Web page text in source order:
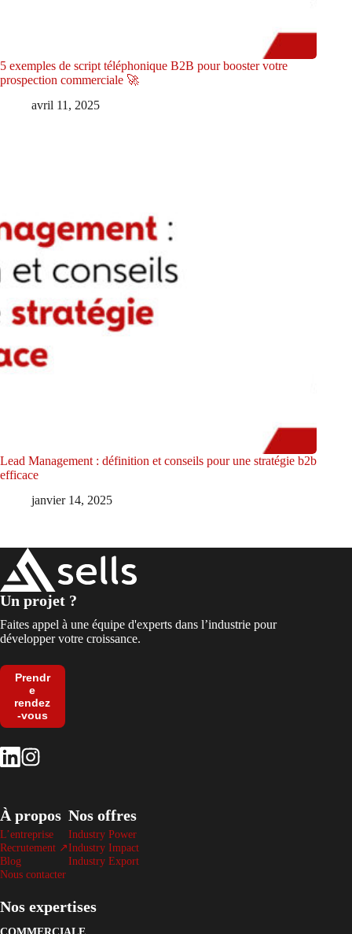
5 exemples de script téléphonique B2B pour booster votre
prospection commerciale 🚀
avril 11, 2025
Lead Management : définition et conseils pour une stratégie b2b
efficace
janvier 14, 2025
Un projet ?
Faites appel à une équipe d'experts dans l’industrie pour
développer votre croissance.
Prendr
e
rendez
-vous
À propos
L’entreprise
Recrutement ↗
Blog
Nous contacter
Nos offres
Industry Power
Industry Impact
Industry Export
Nos expertises